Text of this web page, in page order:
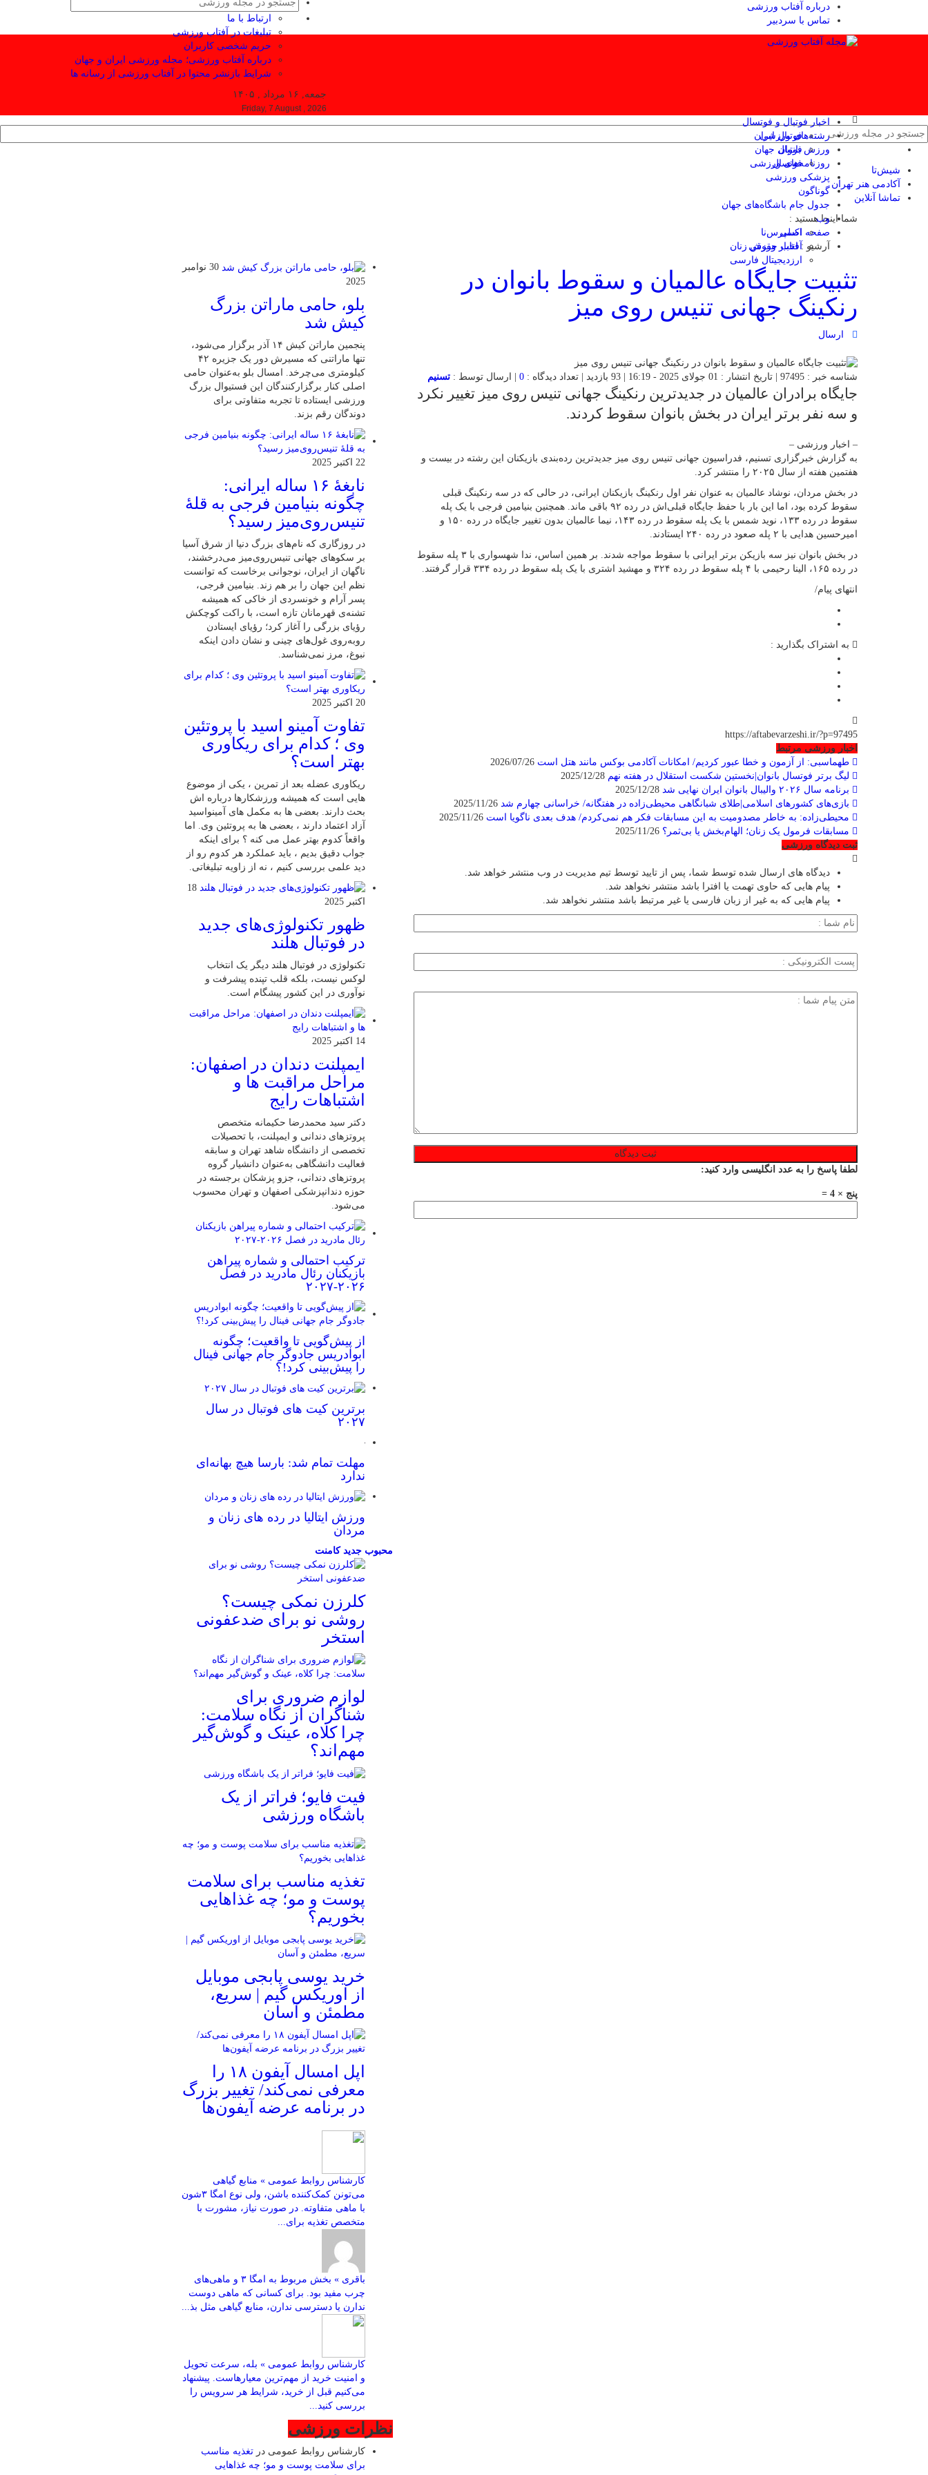
درباره آفتاب ورزشی
تماس با سردبیر
ارتباط با ما
تبلیغات در آفتاب ورزشی
حریم شخصی کاربران
درباره آفتاب ورزشی؛ مجله ورزشی ایران و جهان
شرایط بازنشر محتوا در آفتاب ورزشی از رسانه ها
جمعه, ۱۶ مرداد , ۱۴۰۵
Friday, 7 August , 2026
اخبار فوتبال و فوتسال
فوتبال ایران
فوتبال جهان
فوتسال
رشته‌های ورزشی
ورزش بانوان
روزنامه‌های ورزشی
پزشکی ورزشی
گوناگون
جدول جام باشگاه‌های جهان
وب
اکسپرس‌نا
آفتاب حقوقی
ارزدیجیتال فارسی
شیش‌تا
آکادمی هنر تهران
تماشا آنلاین
شما اینجا هستید :
صفحه اصلی
آرشیو :اخبار ورزش زنان
تثبیت جایگاه عالمیان و سقوط بانوان در
رنکینگ جهانی تنیس روی میز
ارسال
شناسه خبر : 97495 | تاریخ انتشار : 01 جولای 2025 - 16:19 | 93 بازدید | تعداد دیدگاه : 0 | ارسال توسط : تسنیم
جایگاه برادران عالمیان در جدیدترین رنکینگ جهانی تنیس روی میز تغییر نکرد
و سه نفر برتر ایران در بخش بانوان سقوط کردند.
– اخبار ورزشی –
به گزارش خبرگزاری تسنیم، فدراسیون جهانی تنیس روی میز جدیدترین رده‌بندی بازیکنان این رشته در بیست و
هفتمین هفته از سال ۲۰۲۵ را منتشر کرد.
در بخش مردان، نوشاد عالمیان به عنوان نفر اول رنکینگ بازیکنان ایرانی، در حالی که در سه رنکینگ قبلی
سقوط کرده بود، اما این بار با حفظ جایگاه قبلی‌اش در رده ۹۲ باقی ماند. همچنین بنیامین فرجی با یک پله
سقوط در رده ۱۳۳، نوید شمس با یک پله سقوط در رده ۱۴۳، نیما عالمیان بدون تغییر جایگاه در رده ۱۵۰ و
امیرحسین هدایی با ۲ پله صعود در رده ۲۴۰ ایستادند.
در بخش بانوان نیز سه بازیکن برتر ایرانی با سقوط مواجه شدند. بر همین اساس، ندا شهسواری با ۳ پله سقوط
در رده ۱۶۵، الینا رحیمی با ۴ پله سقوط در رده ۳۲۴ و مهشید اشتری با یک پله سقوط در رده ۳۳۴ قرار گرفتند.
انتهای پیام/
به اشتراک بگذارید :
https://aftabevarzeshi.ir/?p=97495
اخبار ورزشی مرتبط
طهماسبی: از آزمون و خطا عبور کردیم/ امکانات آکادمی بوکس مانند هتل است
لیگ برتر فوتسال بانوان|نخستین شکست استقلال در هفته نهم
برنامه سال ۲۰۲۶ والیبال بانوان ایران نهایی شد
بازی‌های کشورهای اسلامی|طلای شبانگاهی محیطی‌زاده در هفتگانه/ خراسانی چهارم شد
محیطی‌زاده: به خاطر مصدومیت به این مسابقات فکر هم نمی‌کردم/ هدف بعدی ناگویا است
مسابقات فرمول یک زنان؛ الهام‌بخش یا بی‌ثمر؟
ثبت دیدگاه ورزشی
دیدگاه های ارسال شده توسط شما، پس از تایید توسط تیم مدیریت در وب منتشر خواهد شد.
پیام هایی که حاوی تهمت یا افترا باشد منتشر نخواهد شد.
پیام هایی که به غیر از زبان فارسی یا غیر مرتبط باشد منتشر نخواهد شد.
لطفا پاسخ را به عدد انگلیسی وارد کنید:
پنج × 4 =
30 نوامبر
2025
بلو، حامی ماراتن بزرگ
کیش شد
پنجمین ماراتن کیش ۱۴ آذر برگزار می‌شود،
تنها ماراتنی که مسیرش دور یک جزیره ۴۲
کیلومتری می‌چرخد. امسال بلو به‌عنوان حامی
اصلی کنار برگزارکنندگان این فستیوال بزرگ
ورزشی ایستاده تا تجربه متفاوتی برای
دوندگان رقم بزند.
22 اکتبر 2025
نابغهٔ ۱۶ ساله ایرانی:
چگونه بنیامین فرجی به قلهٔ
تنیس‌روی‌میز رسید؟
در روزگاری که نام‌های بزرگ دنیا از شرق آسیا
بر سکوهای جهانی تنیس‌روی‌میز می‌درخشند،
ناگهان از ایران، نوجوانی برخاست که توانست
نظم این جهان را بر هم زند. بنیامین فرجی،
پسر آرام و خونسردی از خاکی که همیشه
تشنه‌ی قهرمانان تازه است، با راکت کوچکش
رؤیای بزرگی را آغاز کرد؛ رؤیای ایستادن
روبه‌روی غول‌های چینی و نشان دادن اینکه
نبوغ، مرز نمی‌شناسد.
20 اکتبر 2025
تفاوت آمینو اسید با پروتئین
وی ؛ کدام برای ریکاوری
بهتر است؟
ریکاوری عضله بعد از تمرین ، یکی از موضوع‌
هایی‌ است که همیشه ورزشکارها درباره‌ اش
بحث دارند. بعضی‌ ها به مکمل‌ های آمینواسید
آزاد اعتماد دارند ، بعضی‌ ها به پروتئین وی. اما
واقعاً کدوم بهتر عمل می‌ کنه ؟ برای اینکه
جواب دقیق بدیم ، باید عملکرد هر کدوم رو از
دید علمی بررسی کنیم ، نه از زاویه تبلیغاتی.
18
اکتبر 2025
ظهور تکنولوژی‌های جدید
در فوتبال هلند
تکنولوژی در فوتبال هلند دیگر یک انتخاب
لوکس نیست، بلکه قلب تپنده پیشرفت و
نوآوری در این کشور پیشگام است.
14 اکتبر 2025
ایمپلنت دندان در اصفهان:
مراحل مراقبت ها و
اشتباهات رایج
دکتر سید محمدرضا حکیمانه متخصص
پروتزهای دندانی و ایمپلنت، با تحصیلات
تخصصی از دانشگاه شاهد تهران و سابقه
فعالیت دانشگاهی به‌عنوان دانشیار گروه
پروتزهای دندانی، جزو پزشکان برجسته در
حوزه دندانپزشکی اصفهان و تهران محسوب
می‌شود.
ترکیب احتمالی و شماره پیراهن
بازیکنان رئال مادرید در فصل
۲۰۲۶-۲۰۲۷
از پیش‌گویی تا واقعیت؛ چگونه
ابوادریس جادوگر جام جهانی فینال
را پیش‌بینی کرد!؟
برترین کیت های فوتبال در سال
۲۰۲۷
مهلت تمام شد: بارسا هیچ بهانه‌‌ای
ندارد
ورزش ایتالیا در رده های زنان و
مردان
محبوبجدیدکامنت
کلرزن نمکی چیست؟
روشی نو برای ضدعفونی
استخر
لوازم ضروری برای
شناگران از نگاه سلامت:
چرا کلاه، عینک و گوش‌گیر
مهم‌اند؟
فیت ‌فایو؛ فراتر از یک
باشگاه ورزشی
تغذیه مناسب برای سلامت
پوست و مو؛ چه غذاهایی
بخوریم؟
خرید یوسی پابجی موبایل
از اوریکس گیم | سریع،
مطمئن و آسان
اپل امسال آیفون ۱۸ را
معرفی نمی‌کند/ تغییر بزرگ
در برنامه عرضه آیفون‌ها
کارشناس روابط عمومی » منابع گیاهی
می‌تونن کمک‌کننده باشن، ولی نوع امگا ۳شون
با ماهی متفاوته. در صورت نیاز، مشورت با
متخصص تغذیه برای...
باقری » بخش مربوط به امگا ۳ و ماهی‌های
چرب مفید بود. برای کسانی که ماهی دوست
ندارن یا دسترسی ندارن، منابع گیاهی مثل بذ...
کارشناس روابط عمومی » بله، سرعت تحویل
و امنیت خرید از مهم‌ترین معیارهاست. پیشنهاد
می‌کنیم قبل از خرید، شرایط هر سرویس را
بررسی کنید...
نظرات ورزشی
کارشناس روابط عمومی درتغذیه مناسب
برای سلامت پوست و مو؛ چه غذاهایی